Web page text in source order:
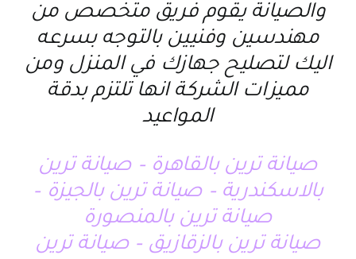
والصيانة يقوم فريق متخصص من
مهندسين وفنيين بالتوجه بسرعه
اليك لتصليح جهازك في المنزل ومن
مميزات الشركة انها تلتزم بدقة
المواعيد
صيانة ترين بالقاهرة – صيانة ترين
بالاسكندرية – صيانة ترين بالجيزة –
صيانة ترين بالمنصورة
صيانة ترين بالزقازيق – صيانة ترين